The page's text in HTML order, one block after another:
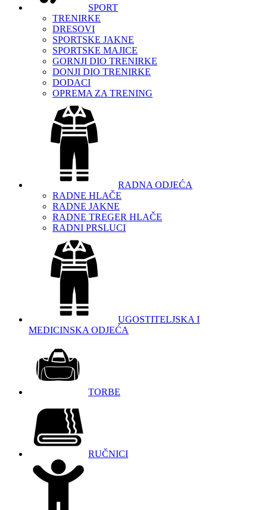
SPORT
TRENIRKE
DRESOVI
SPORTSKE JAKNE
SPORTSKE MAJICE
GORNJI DIO TRENIRKE
DONJI DIO TRENIRKE
DODACI
OPREMA ZA TRENING
RADNA ODJEĆA
RADNE HLAČE
RADNE JAKNE
RADNE TREGER HLAČE
RADNI PRSLUCI
UGOSTITELJSKA I
MEDICINSKA ODJEĆA
TORBE
RUČNICI